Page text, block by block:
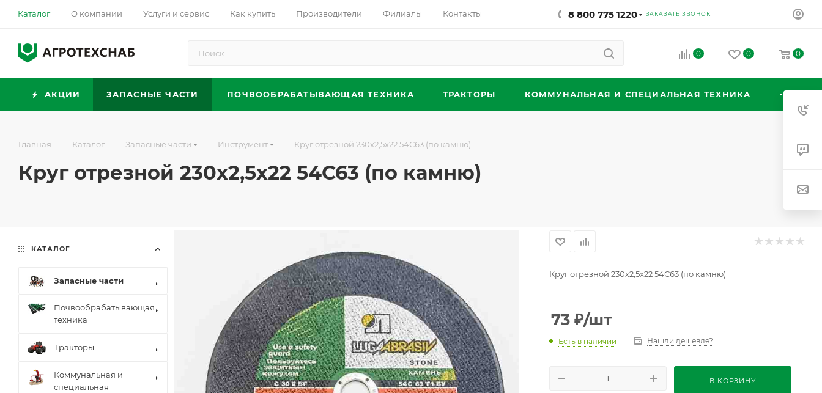
Каталог О компании Услуги и сервис Как купить Производители Филиалы Контакты 8 800 775 1220 ЗАКАЗАТЬ ЗВОНОК
0 0 0
АКЦИИ ЗАПАСНЫЕ ЧАСТИ ПОЧВООБРАБАТЫВАЮЩАЯ ТЕХНИКА ТРАКТОРЫ КОММУНАЛЬНАЯ И СПЕЦИАЛЬНАЯ ТЕХНИКА
Главная — Каталог — Запасные части — Инструмент — Круг отрезной 230х2,5х22 54С63 (по камню)
Круг отрезной 230х2,5х22 54С63 (по камню)
Круг отрезной 230х2,5х22 54С63 (по камню)
73 ₽/шт
Есть в наличии Нашли дешевле?
В КОРЗИНУ
КАТАЛОГ
Запасные части
Почвообрабатывающая
техника
Тракторы
Коммунальная и
специальная